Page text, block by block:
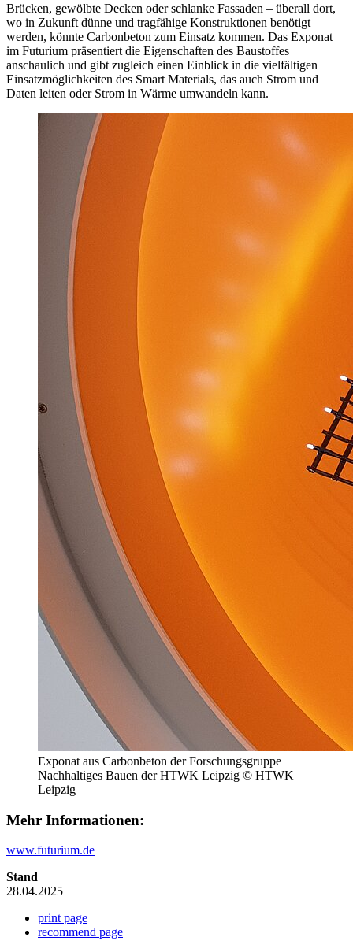
Brücken, gewölbte Decken oder schlanke Fassaden – überall dort,
wo in Zukunft dünne und tragfähige Konstruktionen benötigt
werden, könnte Carbonbeton zum Einsatz kommen. Das Exponat
im Futurium präsentiert die Eigenschaften des Baustoffes
anschaulich und gibt zugleich einen Einblick in die vielfältigen
Einsatzmöglichkeiten des Smart Materials, das auch Strom und
Daten leiten oder Strom in Wärme umwandeln kann.
Exponat aus Carbonbeton der Forschungsgruppe
Nachhaltiges Bauen der HTWK Leipzig © HTWK
Leipzig
Mehr Informationen:
www.futurium.de
Stand
28.04.2025
print page
recommend page